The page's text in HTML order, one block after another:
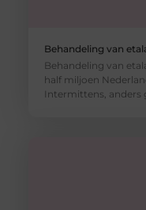
Behandeling van
Behandeling van
half miljoen
Intermittens, anders